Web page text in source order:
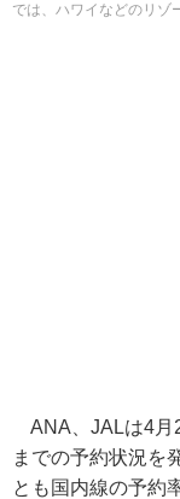
では、ハワイなどのリゾ
ANA、JALは4月
までの予約状況を
とも国内線の予約